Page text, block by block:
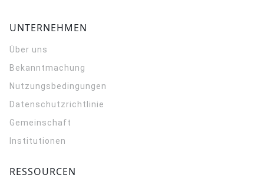
UNTERNEHMEN
Über uns
Bekanntmachung
Nutzungsbedingungen
Datenschutzrichtlinie
Gemeinschaft
Institutionen
RESSOURCEN